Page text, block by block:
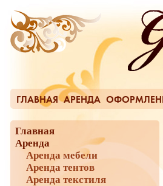
ГЛАВНАЯ АРЕНДА
Главная
Аренда
Аренда мебели
Аренда тентов
Аренда текстиля